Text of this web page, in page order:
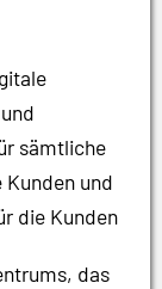
sämtliche
und
die Kunden
das